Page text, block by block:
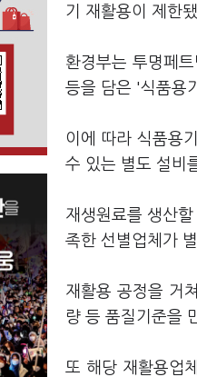
기 재활용이 제한
환경부는 투명페
등을 담은 '식품용
이에 따라 식품용
수 있는 별도 설비
재생원료를 생산
족한 선별업체가
재활용 공정을 거
량 등 품질기준을
또 해당 재활용업